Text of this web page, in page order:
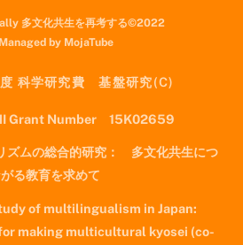
多文化共生を再考する©2022
by MojaTube
科学研究費 基盤研究(C)
Grant Number 15K02659
ズムの総合的研究： 多文化共生につ
る教育を求めて
of multilingualism in Japan:
making multicultural kyosei (co-